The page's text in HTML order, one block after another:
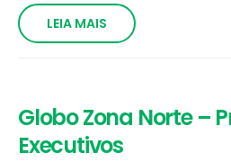
LEIA MAIS
Globo Zona Norte –
Executivos